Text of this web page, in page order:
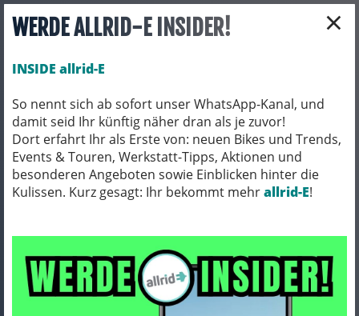
×
WERDE ALLRID-E INSIDER!
INSIDE allrid-E
So nennt sich ab sofort unser WhatsApp-Kanal, und
damit seid Ihr künftig näher dran als je zuvor!
Dort erfahrt Ihr als Erste von: neuen Bikes und Trends,
Events & Touren, Werkstatt-Tipps, Aktionen und
besonderen Angeboten sowie Einblicken hinter die
Kulissen. Kurz gesagt: Ihr bekommt mehrallrid-E!
Toggle navigation
BEKLEIDUNG TRIKOTS